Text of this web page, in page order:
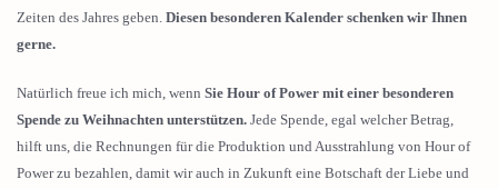
Zeiten des Jahres geben. Diesen besonderen Kalender schenken wir Ihnen
gerne.
Natürlich freue ich mich, wenn Sie Hour of Power mit einer besonderen
Spende zu Weihnachten unterstützen. Jede Spende, egal welcher Betrag,
hilft uns, die Rechnungen für die Produktion und Ausstrahlung von Hour of
Power zu bezahlen, damit wir auch in Zukunft eine Botschaft der Liebe und